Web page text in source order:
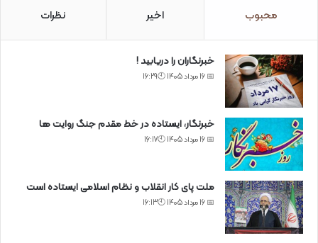
محبوب اخیر نظرات
خبرنگاران را دریابید !
📅 16 مرداد 1405 🕙16:29
خبرنگار، ایستاده در خط مقدم جنگ روایت ها
📅 16 مرداد 1405 🕙16:17
ملت پای کار انقلاب و نظام اسلامی ایستاده است
📅 16 مرداد 1405 🕙16:13